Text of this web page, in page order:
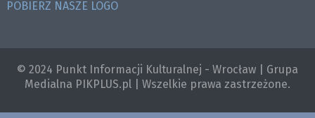
POBIERZ NASZE LOGO
© 2024 Punkt Informacji Kulturalnej - Wrocław | Grupa
Medialna PIKPLUS.pl | Wszelkie prawa zastrzeżone.